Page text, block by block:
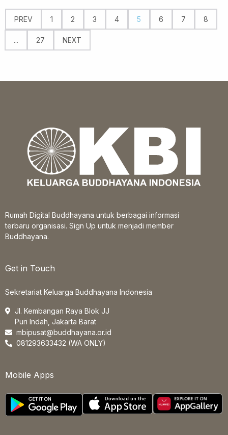
PREV 1 2 3 4 5 6 7 8
... 27 NEXT
Rumah Digital Buddhayana untuk berbagai informasi
terbaru organisasi. Sign Up untuk menjadi member
Buddhayana.
Get in Touch
Sekretariat Keluarga Buddhayana Indonesia
Jl. Kembangan Raya Blok JJ
Puri Indah, Jakarta Barat
mbipusat@buddhayana.or.id
081293633432 (WA ONLY)
Mobile Apps